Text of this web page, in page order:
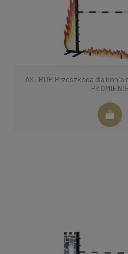
ASTRUP Przeszkoda dla konia